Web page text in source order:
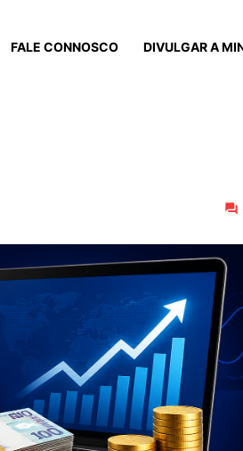
FALE CONNOSCO DIVULGAR A